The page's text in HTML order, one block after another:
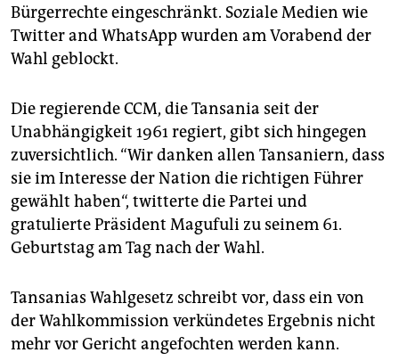
Bürgerrechte eingeschränkt. Soziale Medien wie
Twitter and WhatsApp wurden am Vorabend der
Wahl geblockt.
Die regierende CCM, die Tansania seit der
Unabhängigkeit 1961 regiert, gibt sich hingegen
zuversichtlich. “Wir danken allen Tansaniern, dass
sie im Interesse der Nation die richtigen Führer
gewählt haben“, twitterte die Partei und
gratulierte Präsident Magufuli zu seinem 61.
Geburtstag am Tag nach der Wahl.
Tansanias Wahlgesetz schreibt vor, dass ein von
der Wahlkommission verkündetes Ergebnis nicht
mehr vor Gericht angefochten werden kann.